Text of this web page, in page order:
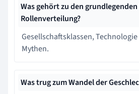
Was gehört zu den
Rollenverteilung?
Gesellschaftsklassen,
Mythen.
Was trug zum Wandel der